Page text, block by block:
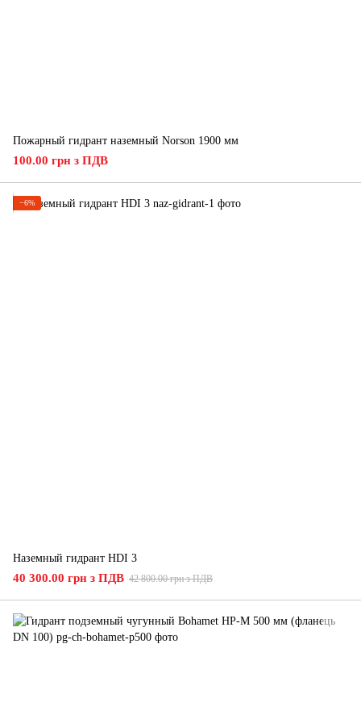
Пожарный гидрант наземный Norson 1900 мм
100.00 грн з ПДВ
−6%
Наземный гидрант HDI 3
40 300.00 грн з ПДВ 42 800.00 грн з ПДВ